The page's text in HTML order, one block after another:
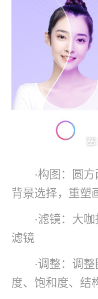
·构图：圆
背景选择，重塑
·滤镜：大
滤镜
·调整：调
度、饱和度、结